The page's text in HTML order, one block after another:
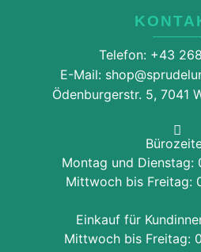
Telefon: +43
E-Mail:
Ödenburgerstr. 5, 7041
Montag und Dienstag:
Mittwoch bis Freitag:
Einkauf für
Mittwoch bis Freitag: